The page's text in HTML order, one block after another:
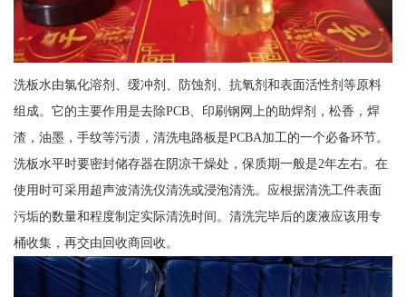
洗板水由氯化溶剂、缓冲剂、防蚀剂、抗氧剂和表面活性剂等原料
组成。它的主要作用是去除PCB、印刷钢网上的助焊剂，松香，焊
渣，油墨，手纹等污渍，清洗电路板是PCBA加工的一个必备环节。
洗板水平时要密封储存器在阴凉干燥处，保质期一般是2年左右。在
使用时可采用超声波清洗仪清洗或浸泡清洗。应根据清洗工件表面
污垢的数量和程度制定实际清洗时间。清洗完毕后的废液应该用专
桶收集，再交由回收商回收。